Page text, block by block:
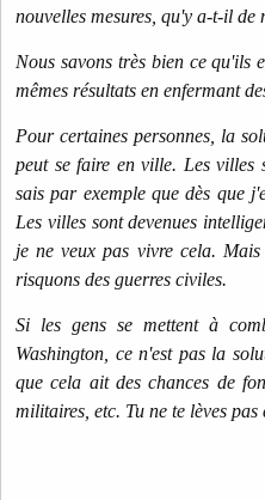
nouvelles mesures, qu'y a-t-il
Nous savons très bien ce qu'ils
mêmes résultats en enfermant
Pour certaines personnes, la
peut se faire en ville. Les villes
sais par exemple que dès que
Les villes sont devenues
je ne veux pas vivre cela.
risquons des guerres civiles.
Si les gens se mettent à
Washington, ce n'est pas la
que cela ait des chances de
militaires, etc. Tu ne te lèves